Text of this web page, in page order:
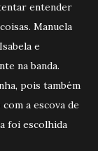
entender
Manuela
e
na banda.
pois também
a escova de
foi escolhida